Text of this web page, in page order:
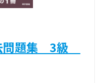
問題集 3級